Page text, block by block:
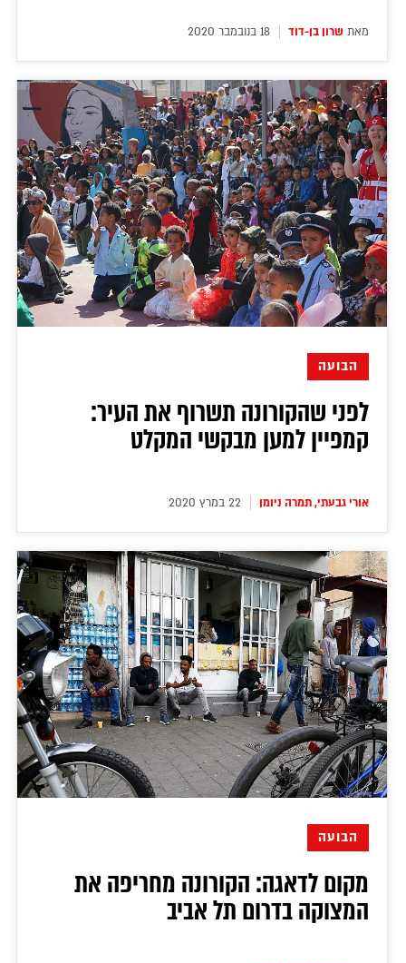
מאת שרון בן-דוד 18 בנובמבר 2020
הבועה
לפני שהקורונה תשרוף את העיר:
קמפיין למען מבקשי המקלט
אורי גבעתי, תמרה ניומן 22 במרץ 2020
הבועה
מקום לדאגה: הקורונה מחריפה את
המצוקה בדרום תל אביב